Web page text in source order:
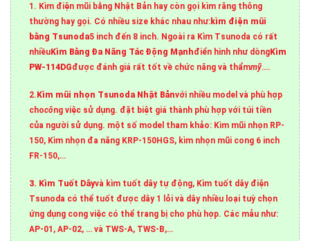
1. Kìm điện mũi bằng Nhật Bản hay còn gọi kìm răng thông
thường hay gọi. Có nhiều size khác nhau như: kìm điện mũi
bằng Tsunoda5 inch đến 8 inch. Ngoài ra Kìm Tsunoda có rất
nhiềuKìm Bằng Đa Năng Tác Động Mạnhđiển hình như dòngKìm
PW-114DGđược đánh giá rất tốt về chức năng và thẩmmỹ….
2.Kìm mũi nhọn Tsunoda Nhật Bảnvới nhiều model và phù hợp
chocông việc sử dụng. đặt biệt giá thành phù hợp với túi tiền
của người sử dụng. một số model tham khảo: Kìm mũi nhọn RP-
150, Kìm nhọn đa năng KRP-150HGS, kìm nhọn mũi cong 6 inch
FR-150,…
3. Kìm Tuốt Dâyvà kìm tuốt dây tự động, Kìm tuốt dây điện
Tsunoda có thể tuốt được dây 1 lỏi và dây nhiều loại tuỳ chọn
ứng dụng cong việc có thể trang bị cho phù hợp. Các mẫu như:
AP-01, AP-02, … và TWS-A, TWS-B,…